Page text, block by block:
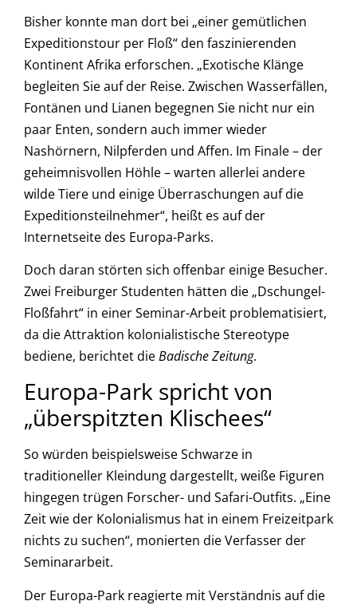
Bisher konnte man dort bei „einer gemütlichen
Expeditionstour per Floß“ den faszinierenden
Kontinent Afrika erforschen. „Exotische Klänge
begleiten Sie auf der Reise. Zwischen Wasserfällen,
Fontänen und Lianen begegnen Sie nicht nur ein
paar Enten, sondern auch immer wieder
Nashörnern, Nilpferden und Affen. Im Finale – der
geheimnisvollen Höhle – warten allerlei andere
wilde Tiere und einige Überraschungen auf die
Expeditionsteilnehmer“, heißt es auf der
Internetseite des Europa-Parks.
Doch daran störten sich offenbar einige Besucher.
Zwei Freiburger Studenten hätten die „Dschungel-
Floßfahrt“ in einer Seminar-Arbeit problematisiert,
da die Attraktion kolonialistische Stereotype
bediene, berichtet dieBadische Zeitung.
Europa-Park spricht von
„überspitzten Klischees“
So würden beispielsweise Schwarze in
traditioneller Kleindung dargestellt, weiße Figuren
hingegen trügen Forscher- und Safari-Outfits. „Eine
Zeit wie der Kolonialismus hat in einem Freizeitpark
nichts zu suchen“, monierten die Verfasser der
Seminararbeit.
Der Europa-Park reagierte mit Verständnis auf die